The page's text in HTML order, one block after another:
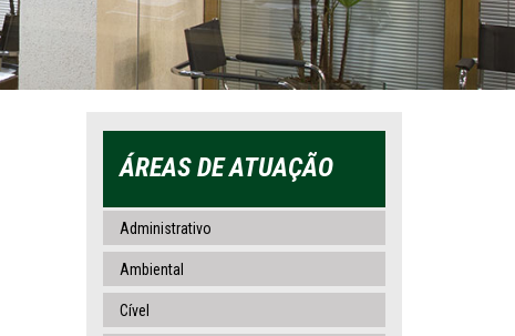
ÁREAS DE ATUAÇÃO
Administrativo
Ambiental
Cível